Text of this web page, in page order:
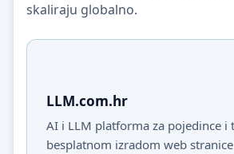
skaliraju globalno.
LLM.com.hr
AI i LLM platforma za pojedince i
besplatnom izradom web